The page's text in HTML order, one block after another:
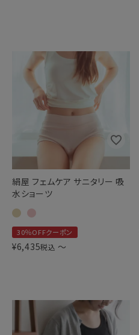
絹屋 フェムケア サニタリー 吸
水ショーツ
30％OFFクーポン
¥6,435税込 〜